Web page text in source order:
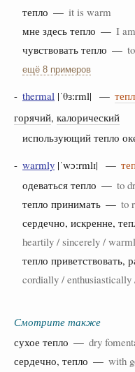
тепло — it is warm
мне здесь тепло — I
чувствовать тепло —
ещё 8 примеров
- thermal |ˈθɜːrml| —
горячий, калорический
использующий тепло
- warmly |ˈwɔːrmlɪ| —
одеваться тепло — to
тепло принимать — to
сердечно, искренне,
heartily / sincerely /
тепло
cordially /
Смотрите также
сухое тепло — dry
сердечно, тепло — with